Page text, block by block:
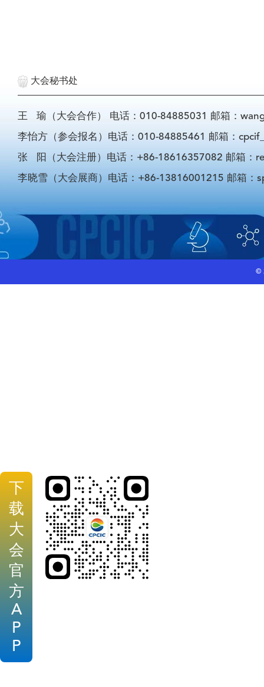
下
载
大
会
官
方
A
P
P
大会秘书处
王 瑜（大会合作） 电话：010-84885031 邮箱：
李怡方（参会报名）电话：010-84885461 邮箱：
张 阳（大会注册）电话：+86-18616357082 邮箱：
李晓雪（大会展商）电话：+86-13816001215 邮箱：
©